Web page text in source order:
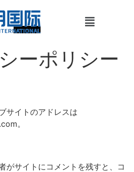
ーポリシー
サイトのアドレスは
。
がサイトにコメントを残すと、コ